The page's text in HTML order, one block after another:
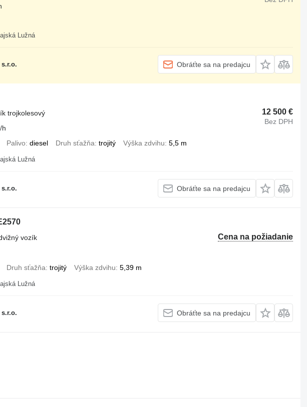
Lužná
Obráťte sa na predajcu
12 500 €
Bez DPH
trojkolesový
h
Palivo diesel Druh sťažňa trojitý Výška zdvihu 5,5 m
Lužná
Obráťte sa na predajcu
Cena na požiadanie
vozík
Druh sťažňa trojitý Výška zdvihu 5,39 m
Lužná
Obráťte sa na predajcu